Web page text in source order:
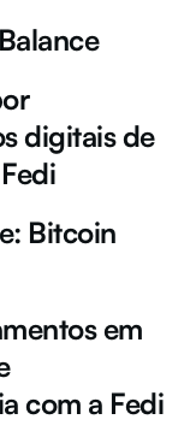
digitais de
Bitcoin
em
com a Fedi